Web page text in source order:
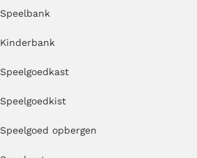
Speelbank
Kinderbank
Speelgoedkast
Speelgoedkist
Speelgoed opbergen